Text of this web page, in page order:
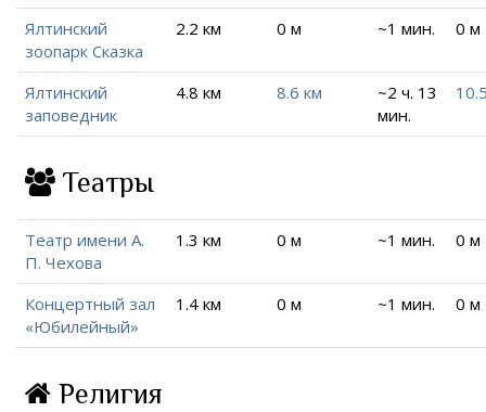
Ялтинский
зоопарк Сказка
2.2 км 0 м ~1 мин. 0 м
Ялтинский
заповедник
4.8 км 8.6 км
~2 ч. 13
мин.
Театры
Театр имени А.
П. Чехова
1.3 км 0 м ~1 мин. 0 м
Концертный зал
«Юбилейный»
1.4 км 0 м ~1 мин. 0 м
Религия